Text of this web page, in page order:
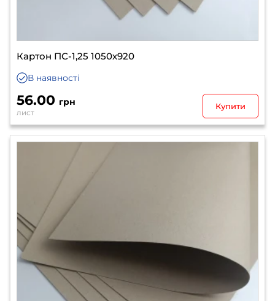
Картон ПС-1,25 1050х920
В наявності
56.00 грн
лист
Купити